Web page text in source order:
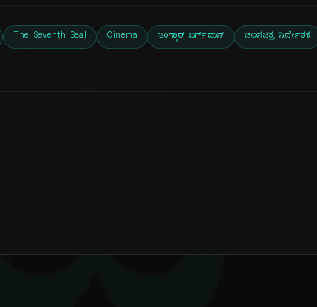
The Seventh Seal Cinema ಇಂಗ್ಮಾರ್ ಬರ್ಗ್‌ಮನ್ ಚಲನಚಿತ್ರ ನಿರ್ದೇಶಕ